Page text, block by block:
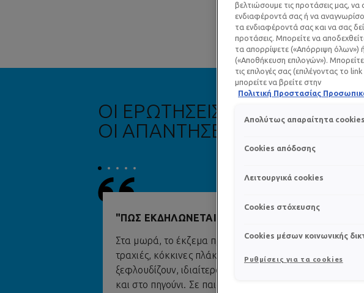
ΟΙ ΕΡΩΤΗΣΕΙΣ ΣΑΣ
ΟΙ ΑΠΑΝΤΗΣΕΙΣ ΜΑΣ
ΠΏΣ ΕΚΔΗΛΏΝΕΤΑΙ ΤΟ ΈΚΖΕΜΑ;
Στα μωρά, το έκζεμα προκαλεί
τραχιές, κόκκινες πλάκες που
ξεφλουδίζουν, ιδιαίτερα στα μάγουλα
και στο πηγούνι. Σε παιδιά
βελτιώσουμε τις προτάσεις μας,
ενδιαφέροντά σας ή να
τα ενδιαφέροντά σας και να σας
προτάσεις. Μπορείτε να
τα απορρίψετε («Απόρριψη όλων»)
(«Αποθήκευση επιλογών»). Μπορείτε
τις επιλογές σας (επιλέγοντας το
μπορείτε να βρείτε στην
Πολιτική Προστασίας
Απολύτως απαραίτητα cookies
Cookies απόδοσης
Λειτουργικά cookies
Cookies στόχευσης
Cookies μέσων κοινωνικής
Ρυθμίσεις για τα cookies